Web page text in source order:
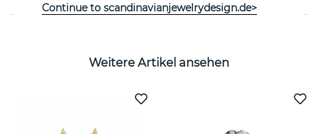
Weitere Artikel ansehen
Continue to scandinavianjewelrydesign.de>